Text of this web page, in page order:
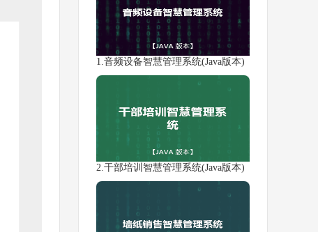
1.音频设备智慧管理系统(Java版本)
2.干部培训智慧管理系统(Java版本)